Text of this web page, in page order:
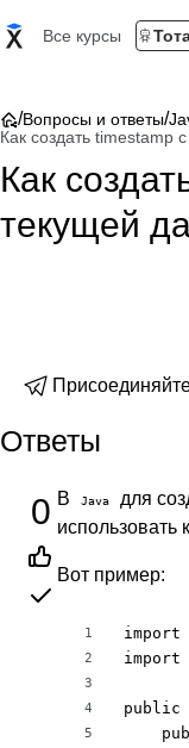
Все курсы
/Вопросы и ответы/
Как создать timestamp
Как
текущей
Ответы
0 В Java для
использовать
Вот пример:
1
2
3
4
5
import
public